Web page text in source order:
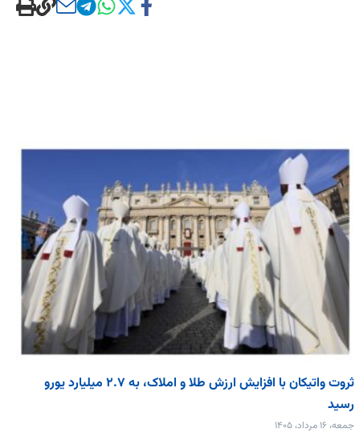
ثروت واتیکان با افزایش ارزش طلا و املاک، به ۲.۷ میلیارد یورو
رسید
جمعه، ۱۶ مرداد، ۱۴۰۵